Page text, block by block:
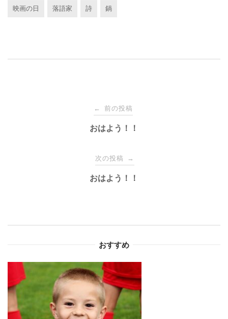
映画の日 落語家 詩 鍋
シ
ョ
← 前の投稿
おはよう！！
次の投稿 →
おはよう！！
おすすめ